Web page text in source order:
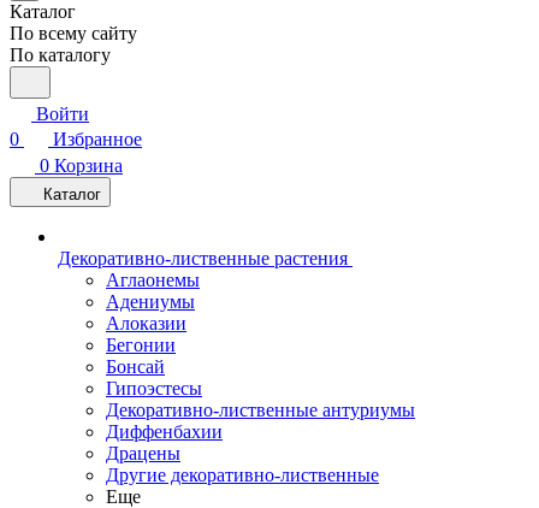
Каталог
По всему сайту
По каталогу
Войти
0
Избранное
0 Корзина
Каталог
Декоративно-лиственные растения
Аглаонемы
Адениумы
Алоказии
Бегонии
Бонсай
Гипоэстесы
Декоративно-лиственные антуриумы
Диффенбахии
Драцены
Другие декоративно-лиственные
Еще